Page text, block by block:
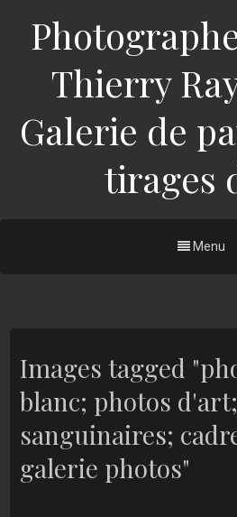
Thierry
Galerie de
tirages
Menu
Images tagged
blanc; photos
sanguinaires;
galerie photos"